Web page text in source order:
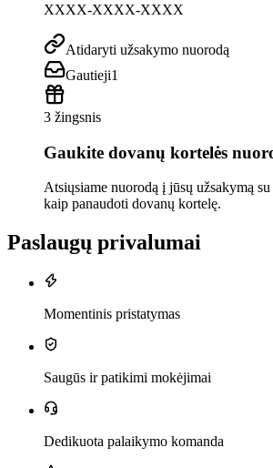
XXXX-XXXX-XXXX
Atidaryti užsakymo nuorodą
Gautieji1
3 žingsnis
Gaukite dovanų kortelės
Atsiųsiame nuorodą į jūsų užsakymą
kaip panaudoti dovanų kortelę.
Paslaugų privalumai
Momentinis pristatymas
Saugūs ir patikimi mokėjimai
Dedikuota palaikymo komanda